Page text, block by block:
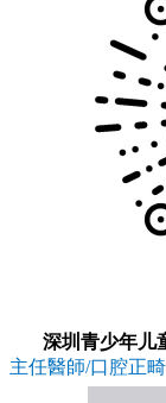
深圳青少年儿
主任醫師/口腔正